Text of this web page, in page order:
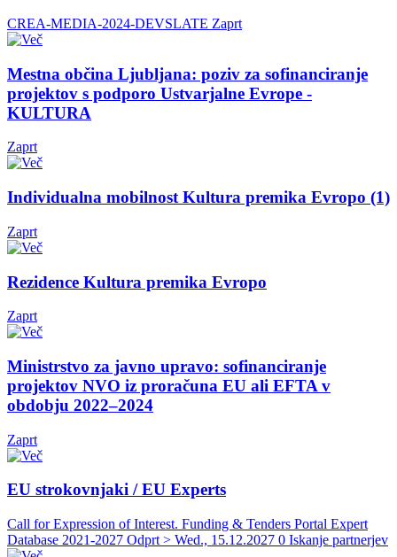
CREA-MEDIA-2024-DEVSLATE Zaprt
Mestna občina Ljubljana: poziv za sofinanciranje
projektov s podporo Ustvarjalne Evrope -
KULTURA
Zaprt
Individualna mobilnost Kultura premika Evropo (1)
Zaprt
Rezidence Kultura premika Evropo
Zaprt
Ministrstvo za javno upravo: sofinanciranje
projektov NVO iz proračuna EU ali EFTA v
obdobju 2022–2024
Zaprt
EU strokovnjaki / EU Experts
Call for Expression of Interest. Funding & Tenders Portal Expert
Database 2021-2027 Odprt > Wed., 15.12.2027 0 Iskanje partnerjev